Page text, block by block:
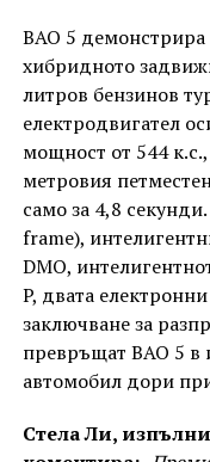
BAO 5
хибридното
литров бензинов
електродвигател
мощност от 544
метровия
само за 4,8
frame),
DMO,
P, двата
заключване за
превръщат BAO 5 в
автомобил дори
Стела Ли,